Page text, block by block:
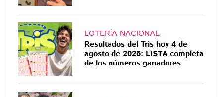
LOTERÍA NACIONAL
Resultados del Tris hoy 4 de
agosto de 2026: LISTA completa
de los números ganadores